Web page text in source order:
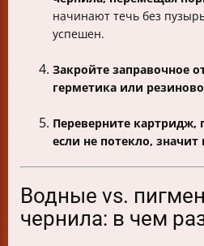
начинают течь без
успешен.
Закройте заправочное
герметика или
Переверните
если не потекло, значит
Водные vs.
чернила: в чем